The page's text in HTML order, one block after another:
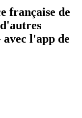
française de
avec l'app de